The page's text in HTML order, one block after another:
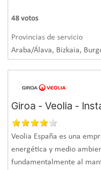
Solución:
pellet
condensación de 70 kW
le ha añadido un
área de oficinas.
adicionales
de 500 litros
el mismo objetivo que el
48 votos
Provincias de servicio
Araba/Álava, Bizkaia,
Giroa - Veolia -
Veolia España es una
energética y medio
fundamentalmente al